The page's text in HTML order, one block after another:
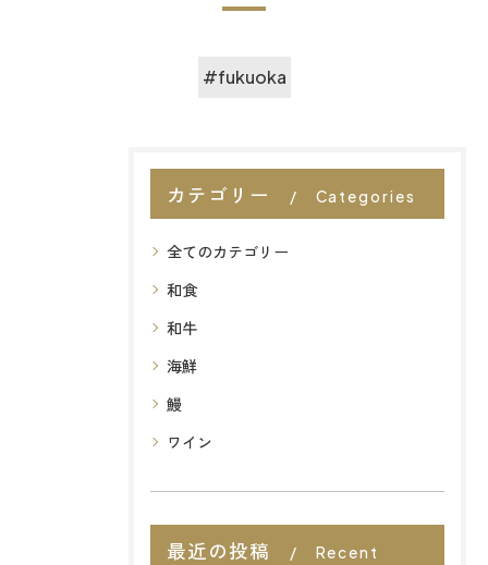
#fukuoka
カテゴリー Categories
全てのカテゴリー
和食
和牛
海鮮
鰻
ワイン
最近の投稿
Recent